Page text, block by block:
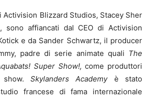
Blizzard Studios, Stacey Sher
sono affiancati dal CEO di Activision
e da Sander Schwartz, il producer
padre di serie animate quali The
Super Show!, come produttori
Skylanders Academy è stato
francese di fama internazionale